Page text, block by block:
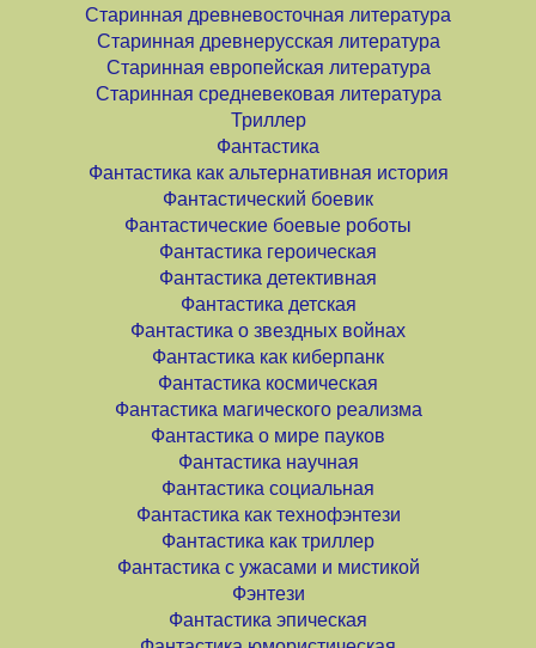
Старинная древневосточная литература
Старинная древнерусская литература
Старинная европейская литература
Старинная средневековая литература
Триллер
Фантастика
Фантастика как альтернативная история
Фантастический боевик
Фантастические боевые роботы
Фантастика героическая
Фантастика детективная
Фантастика детская
Фантастика о звездных войнах
Фантастика как киберпанк
Фантастика космическая
Фантастика магического реализма
Фантастика о мире пауков
Фантастика научная
Фантастика социальная
Фантастика как технофэнтези
Фантастика как триллер
Фантастика с ужасами и мистикой
Фэнтези
Фантастика эпическая